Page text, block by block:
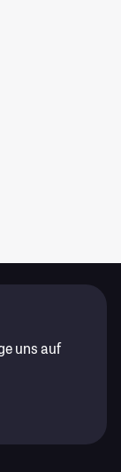
uns auf